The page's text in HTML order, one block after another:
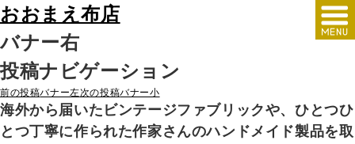
おおまえ布店
バナー右
投稿ナビゲーション
前の投稿バナー左次の投稿バナー小
海外から届いたビンテージファブリックや、ひとつひ
とつ丁寧に作られた作家さんのハンドメイド製品を取